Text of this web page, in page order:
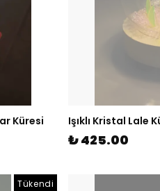
Küresi Işıklı Kristal Lale
₺ 425.00
Tükendi